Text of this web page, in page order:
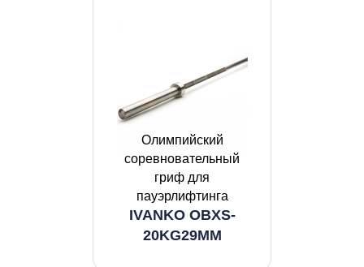
Олимпийский
соревновательный
гриф для
пауэрлифтинга
IVANKO OBXS-
20KG29MM